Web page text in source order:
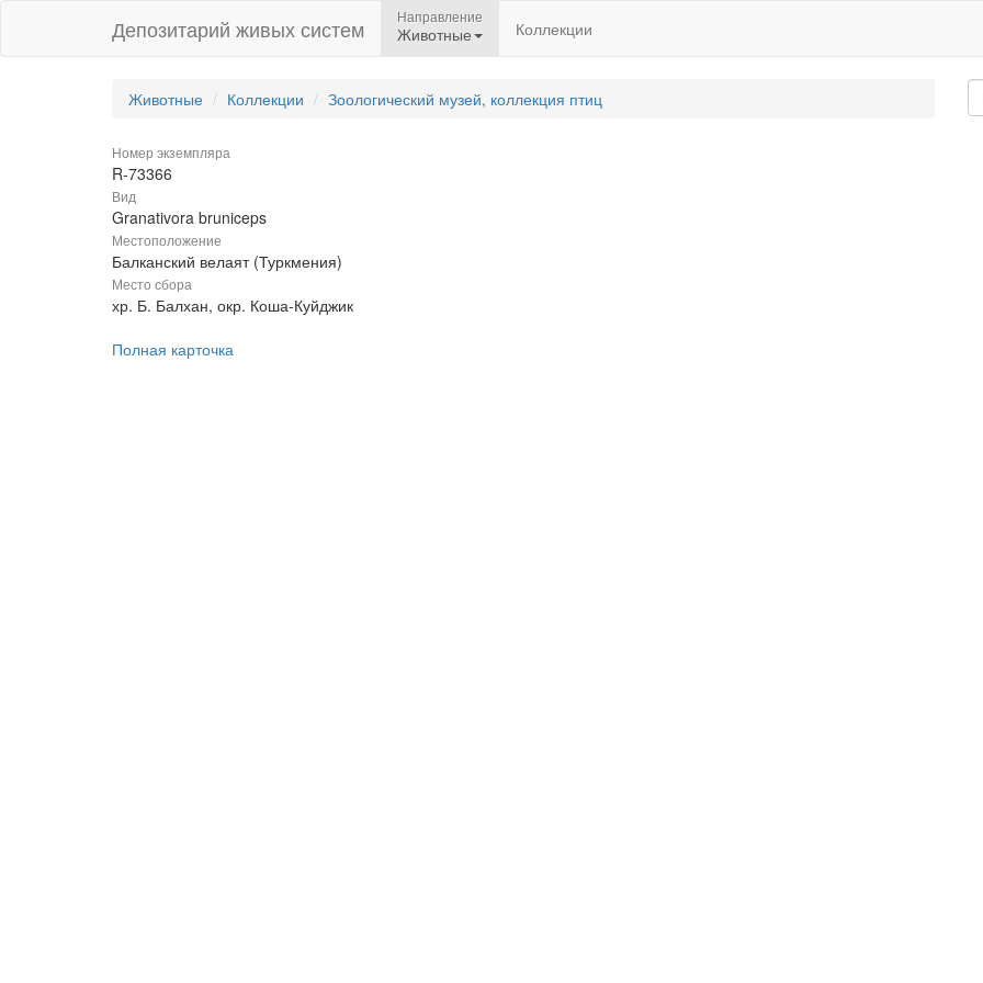
Депозитарий живых систем Направление
Животные Коллекции
Животные Коллекции Зоологический музей, коллекция птиц
Номер экземпляра
R-73366
Вид
Granativora bruniceps
Местоположение
Балканский велаят (Туркмения)
Место сбора
хр. Б. Балхан, окр. Коша-Куйджик
Полная карточка